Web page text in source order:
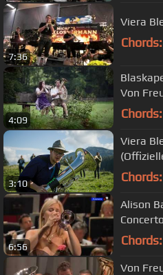
7:36
Viera
Chords:
4:09
Von
Chords:
3:10
Viera
Chords:
6:56
Alison
Chords:
Von